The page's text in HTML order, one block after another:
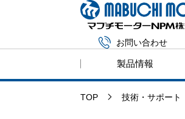
お問い合わせ
製品情報
TOP 技術・サポート